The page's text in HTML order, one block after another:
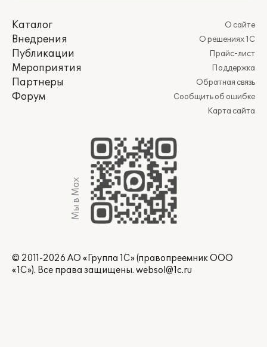
Каталог
Внедрения
Публикации
Мероприятия
Партнеры
Форум
О сайте
О решениях 1С
Прайс-лист
Поддержка
Обратная связь
Сообщить об ошибке
Карта сайта
Мы в Max
© 2011-2026 АО «Группа 1С» (правопреемник ООО
«1С»). Все права защищены. websol@1c.ru